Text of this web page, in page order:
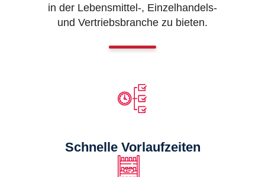
in der Lebensmittel-, Einzelhandels-
und Vertriebsbranche zu bieten.
Schnelle Vorlaufzeiten